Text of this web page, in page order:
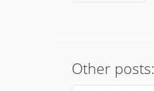
Other posts: